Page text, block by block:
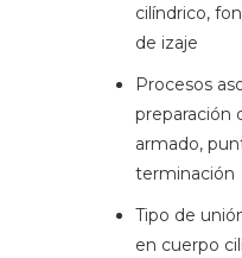
cilíndrico,
de izaje
Procesos
preparación
armado,
terminación
Tipo de
en cuerpo